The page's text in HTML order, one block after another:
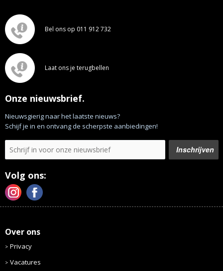
Bel ons op 011 912 732
Laat ons je terugbellen
Onze nieuwsbrief.
Nieuwsgierig naar het laatste nieuws?
Schijf je in en ontvang de scherpste aanbiedingen!
Volg ons:
Over ons
Privacy
Vacatures